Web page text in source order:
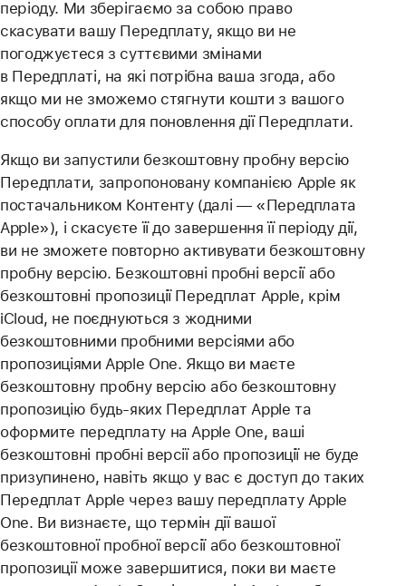
періоду. Ми зберігаємо за собою право
скасувати вашу Передплату, якщо ви не
погоджуєтеся з суттєвими змінами
в Передплаті, на які потрібна ваша згода, або
якщо ми не зможемо стягнути кошти з вашого
способу оплати для поновлення дії Передплати.
Якщо ви запустили безкоштовну пробну версію
Передплати, запропоновану компанією Apple як
постачальником Контенту (далі — «Передплата
Apple»), і скасуєте її до завершення її періоду дії,
ви не зможете повторно активувати безкоштовну
пробну версію. Безкоштовні пробні версії або
безкоштовні пропозиції Передплат Apple, крім
iCloud, не поєднуються з жодними
безкоштовними пробними версіями або
пропозиціями Apple One. Якщо ви маєте
безкоштовну пробну версію або безкоштовну
пропозицію будь-яких Передплат Apple та
оформите передплату на Apple One, ваші
безкоштовні пробні версії або пропозиції не буде
призупинено, навіть якщо у вас є доступ до таких
Передплат Apple через вашу передплату Apple
One. Ви визнаєте, що термін дії вашої
безкоштовної пробної версії або безкоштовної
пропозиції може завершитися, поки ви маєте